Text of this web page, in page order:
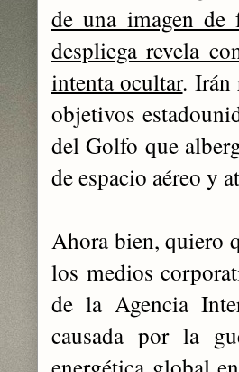
de una imagen de
despliega revela
intenta ocultar. Irán
objetivos
del Golfo que
de espacio aéreo y
Ahora bien, quiero
los medios
de la Agencia
causada por la